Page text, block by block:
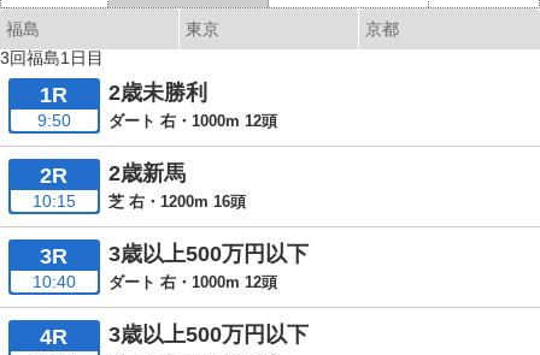
福島 東京
京都
3回福島1日目
1R
9:50
2歳未勝利
ダート 右・1000m 12頭
2R
10:15
2歳新馬
芝 右・1200m 16頭
3R
10:40
3歳以上500万円以下
ダート 右・1000m 12頭
4R 3歳以上500万円以下